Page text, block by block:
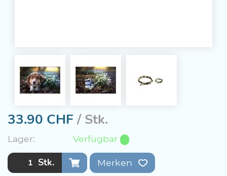
33.90 CHF/ Stk.
Lager: Verfügbar
Stk. Merken